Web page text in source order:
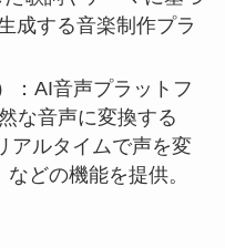
成する音楽制作プラ
：AI音声プラットフ
な音声に変換する
アルタイムで声を変
どの機能を提供。